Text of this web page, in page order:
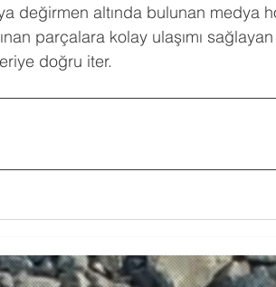
değirmen altında bulunan medya
parçalara kolay ulaşımı
doğru iter.